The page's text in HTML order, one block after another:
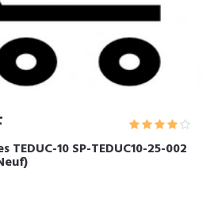
10 SP-TEDUC10-25-002